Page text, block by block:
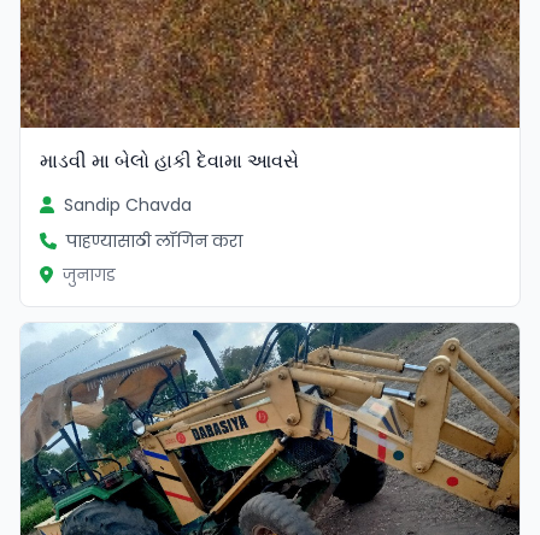
માડવી મા બેલો હાકી દેવામા આવસે
Sandip Chavda
पाहण्यासाठी लॉगिन करा
जुनागड